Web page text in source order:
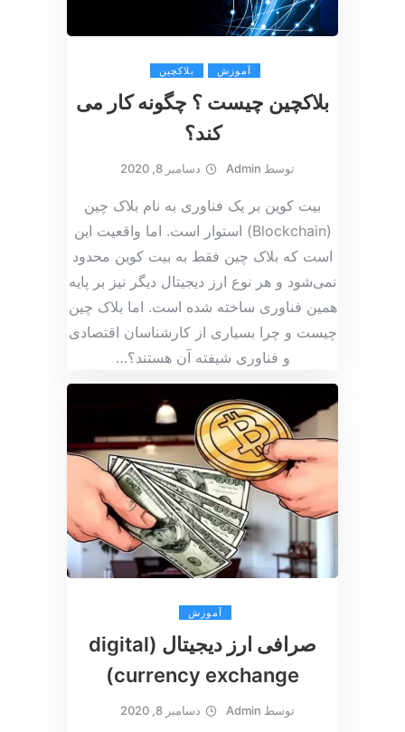
آموزش بلاکچین
بلاکچین چیست ؟ چگونه کار می
کند؟
توسط Admin دسامبر 8, 2020
بیت کوین بر یک فناوری به نام بلاک چین
(Blockchain) استوار است. اما واقعیت این
است که بلاک چین فقط به بیت کوین محدود
نمی‌شود و هر نوع ارز دیجیتال دیگر نیز بر پایه
همین فناوری ساخته شده است. اما بلاک چین
چیست و چرا بسیاری از کارشناسان اقتصادی
و فناوری شیفته آن هستند؟…
آموزش
صرافی ارز دیجیتال (digital
currency exchange)
توسط Admin دسامبر 8, 2020